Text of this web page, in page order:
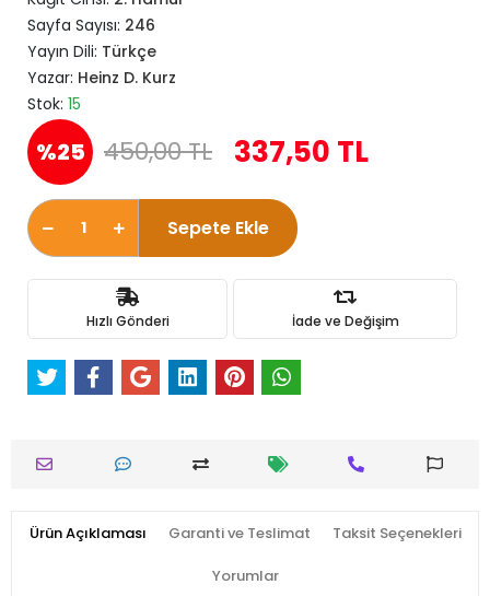
Sayfa Sayısı: 246
Yayın Dili: Türkçe
Yazar: Heinz D. Kurz
Stok: 15
%25 450,00 TL 337,50 TL
Sepete Ekle
Hızlı Gönderi İade ve Değişim
Ürün Açıklaması Garanti ve Teslimat Taksit Seçenekleri
Yorumlar